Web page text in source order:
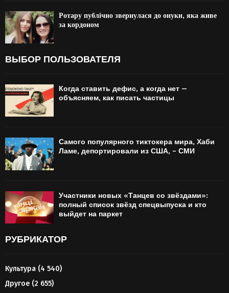
Ротару публічно звернулася до онуки, яка живе
за кордоном
ВЫБОР ПОЛЬЗОВАТЕЛЯ
Когда ставить дефис, а когда нет —
объясняем, как писать частицы
Самого популярного тиктокера мира, Хаби
Ламе, депортировали из США, – СМИ
Участники новых «Танцев со звёздами»:
полный список звёзд спецвыпуска и кто
выйдет на паркет
РУБРИКАТОР
Культура (4 540)
Другое (2 655)